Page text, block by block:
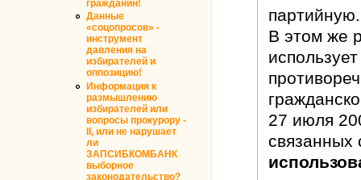
гражданин!
Данные
«соцопросов» -
инструмент
давления на
избирателей и
оппозицию!
Информация к
размышлению
избирателей или
вопросы прокурору -
II, или не нарушает
ли
ЗАПСИБКОМБАНК
выборное
законодательство?
партийную.
В этом же
27 июля
связанных